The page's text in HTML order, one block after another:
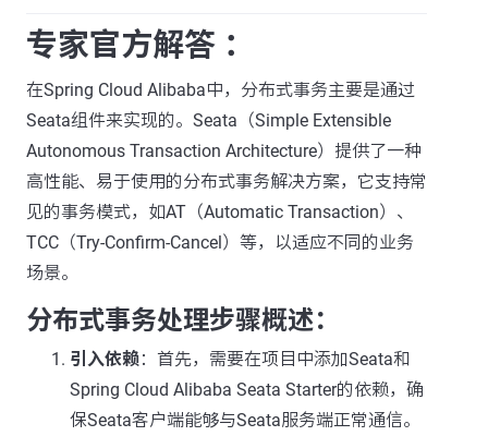
专家官方解答 ：
在Spring Cloud Alibaba中，分布式事务主要是通过
Seata组件来实现的。Seata（Simple Extensible
Autonomous Transaction Architecture）提供了一种
高性能、易于使用的分布式事务解决方案，它支持常
见的事务模式，如AT（Automatic Transaction）、
TCC（Try-Confirm-Cancel）等，以适应不同的业务
场景。
分布式事务处理步骤概述：
引入依赖 ：首先，需要在项目中添加Seata和
Spring Cloud Alibaba Seata Starter的依赖，确
保Seata客户端能够与Seata服务端正常通信。